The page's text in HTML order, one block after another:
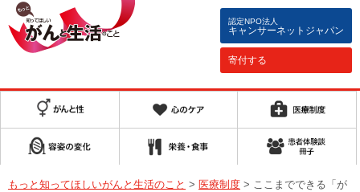
認定NPO法人
キャンサーネットジャパン
寄付する
もっと知ってほしいがんと生活のこと > 医療制度 > ここまでできる「が